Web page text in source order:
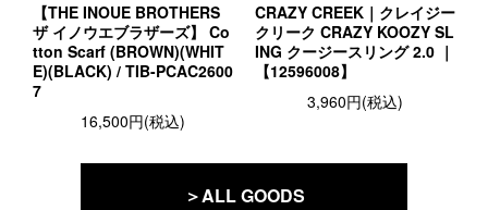
【THE INOUE BROTHERS
ザ イノウエブラザーズ】 Co
tton Scarf (BROWN)(WHIT
E)(BLACK) / TIB-PCAC2600
7
16,500円(税込)
CRAZY CREEK｜クレイジー
クリーク CRAZY KOOZY SL
ING クージースリング 2.0 ｜
【12596008】
3,960円(税込)
＞ALL GOODS